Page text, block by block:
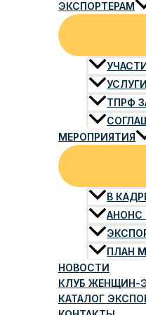
ЭКСПОРТЕРАМ
ТПРФ
МЕРОПРИЯТИЯ
В
АНОНС
ПЛАН
НОВОСТИ
КЛУБ ЖЕНЩИН-
КАТАЛОГ